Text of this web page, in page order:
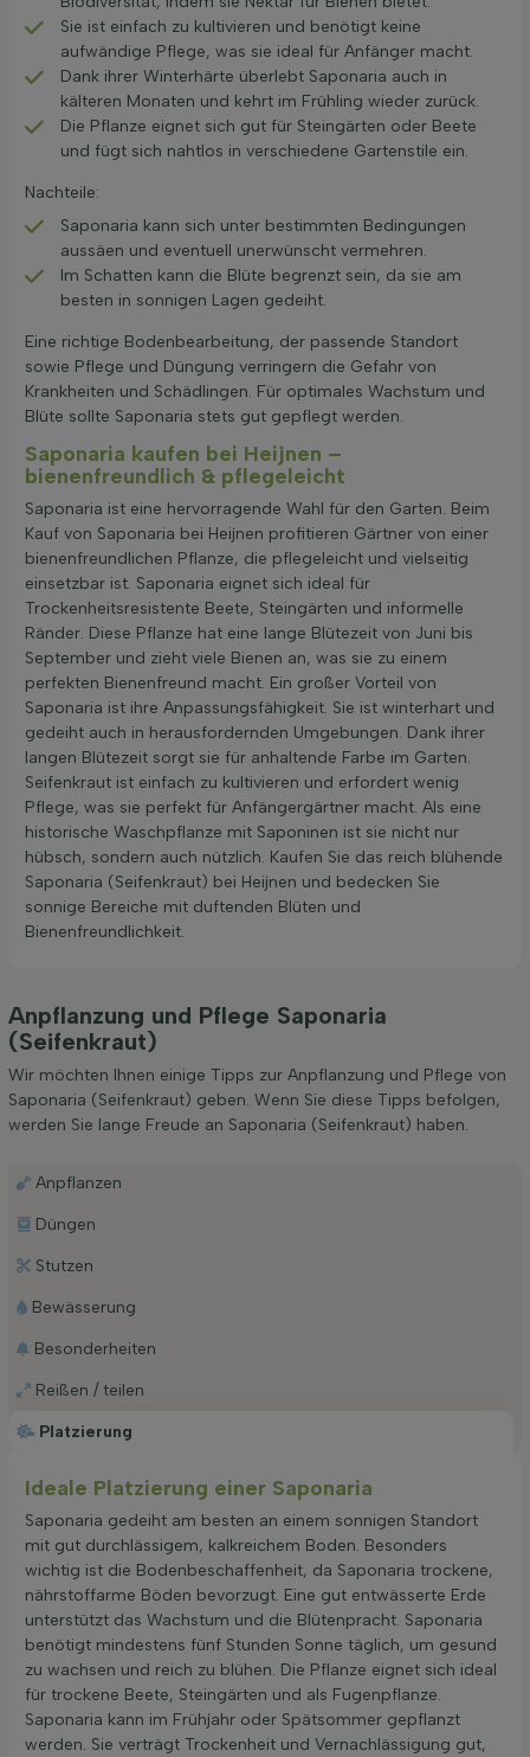
Sie ist einfach zu kultivieren und benötigt keine
aufwändige Pflege, was sie ideal für Anfänger macht.
Dank ihrer Winterhärte überlebt Saponaria auch in
kälteren Monaten und kehrt im Frühling wieder zurück.
Die Pflanze eignet sich gut für Steingärten oder Beete
und fügt sich nahtlos in verschiedene Gartenstile ein.
Nachteile:
Saponaria kann sich unter bestimmten Bedingungen
aussäen und eventuell unerwünscht vermehren.
Im Schatten kann die Blüte begrenzt sein, da sie am
besten in sonnigen Lagen gedeiht.
Eine richtige Bodenbearbeitung, der passende Standort
sowie Pflege und Düngung verringern die Gefahr von
Krankheiten und Schädlingen. Für optimales Wachstum und
Blüte sollte Saponaria stets gut gepflegt werden.
Saponaria kaufen bei Heijnen –
bienenfreundlich & pflegeleicht
Saponaria ist eine hervorragende Wahl für den Garten. Beim
Kauf von Saponaria bei Heijnen profitieren Gärtner von einer
bienenfreundlichen Pflanze, die pflegeleicht und vielseitig
einsetzbar ist. Saponaria eignet sich ideal für
Trockenheitsresistente Beete, Steingärten und informelle
Ränder. Diese Pflanze hat eine lange Blütezeit von Juni bis
September und zieht viele Bienen an, was sie zu einem
perfekten Bienenfreund macht. Ein großer Vorteil von
Saponaria ist ihre Anpassungsfähigkeit. Sie ist winterhart und
gedeiht auch in herausfordernden Umgebungen. Dank ihrer
langen Blütezeit sorgt sie für anhaltende Farbe im Garten.
Seifenkraut ist einfach zu kultivieren und erfordert wenig
Pflege, was sie perfekt für Anfängergärtner macht. Als eine
historische Waschpflanze mit Saponinen ist sie nicht nur
hübsch, sondern auch nützlich. Kaufen Sie das reich blühende
Saponaria (Seifenkraut) bei Heijnen und bedecken Sie
sonnige Bereiche mit duftenden Blüten und
Bienenfreundlichkeit.
Anpflanzung und Pflege Saponaria
(Seifenkraut)
Wir möchten Ihnen einige Tipps zur Anpflanzung und Pflege von
Saponaria (Seifenkraut) geben. Wenn Sie diese Tipps befolgen,
werden Sie lange Freude an Saponaria (Seifenkraut) haben.
Platzierung
Anpflanzen
Düngen
Stutzen
Bewässerung
Besonderheiten
Reißen / teilen
Ideale Platzierung einer Saponaria
Saponaria gedeiht am besten an einem sonnigen Standort
mit gut durchlässigem, kalkreichem Boden. Besonders
wichtig ist die Bodenbeschaffenheit, da Saponaria trockene,
nährstoffarme Böden bevorzugt. Eine gut entwässerte Erde
unterstützt das Wachstum und die Blütenpracht. Saponaria
benötigt mindestens fünf Stunden Sonne täglich, um gesund
zu wachsen und reich zu blühen. Die Pflanze eignet sich ideal
für trockene Beete, Steingärten und als Fugenpflanze.
Saponaria kann im Frühjahr oder Spätsommer gepflanzt
werden. Sie verträgt Trockenheit und Vernachlässigung gut,